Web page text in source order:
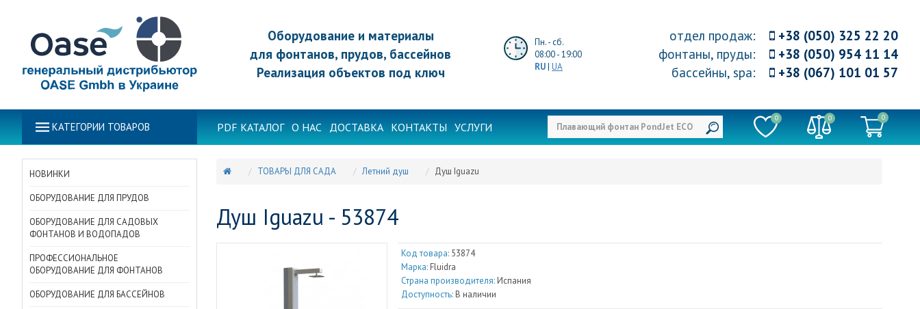
Оборудование и материалы
для фонтанов, прудов, бассейнов
Реализация объектов под ключ
Пн. - сб.
08:00 - 19:00
RU| UA
отдел продаж:
+38 (050) 325 22 20
фонтаны, пруды:
+38 (050) 954 11 14
бассейны, spa: +38 (067) 101 01 57
КАТЕГОРИИ ТОВАРОВ PDF КАТАЛОГ О НАС ДОСТАВКА КОНТАКТЫ УСЛУГИ
0 0 0
НОВИНКИ
ОБОРУДОВАНИЕ ДЛЯ ПРУДОВ
ОБОРУДОВАНИЕ ДЛЯ САДОВЫХ
ФОНТАНОВ И ВОДОПАДОВ
ПРОФЕССИОНАЛЬНОЕ
ОБОРУДОВАНИЕ ДЛЯ ФОНТАНОВ
ОБОРУДОВАНИЕ ДЛЯ БАССЕЙНОВ
ТОВАРЫ ДЛЯ САДА Летний душ Душ Iguazu
Душ Iguazu - 53874
Код товара: 53874
Марка: Fluidra
Страна производителя: Испания
Доступность: В наличии